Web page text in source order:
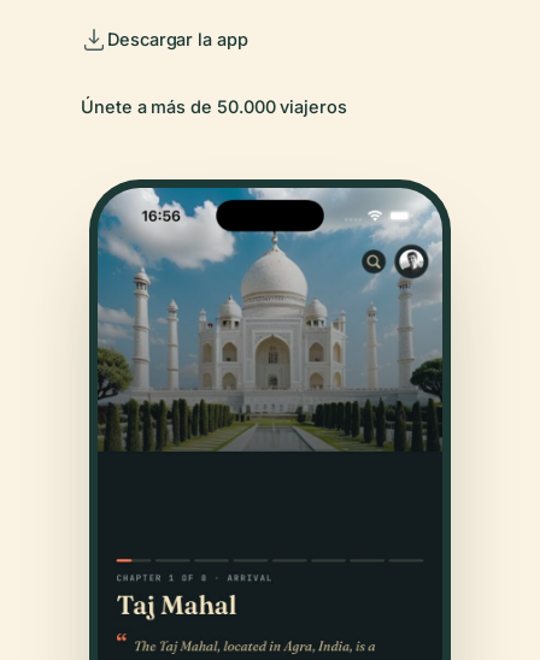
Descargar la app
Únete a más de 50.000 viajeros